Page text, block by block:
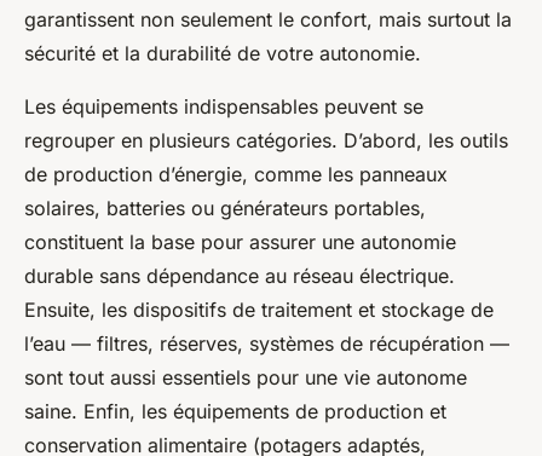
garantissent non seulement le confort, mais surtout la
sécurité et la durabilité de votre autonomie.
Les équipements indispensables peuvent se
regrouper en plusieurs catégories. D’abord, les outils
de production d’énergie, comme les panneaux
solaires, batteries ou générateurs portables,
constituent la base pour assurer une autonomie
durable sans dépendance au réseau électrique.
Ensuite, les dispositifs de traitement et stockage de
l’eau — filtres, réserves, systèmes de récupération —
sont tout aussi essentiels pour une vie autonome
saine. Enfin, les équipements de production et
conservation alimentaire (potagers adaptés,